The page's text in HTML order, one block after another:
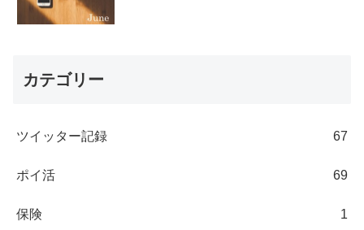
カテゴリー
ツイッター記録 67
ポイ活 69
保険 1